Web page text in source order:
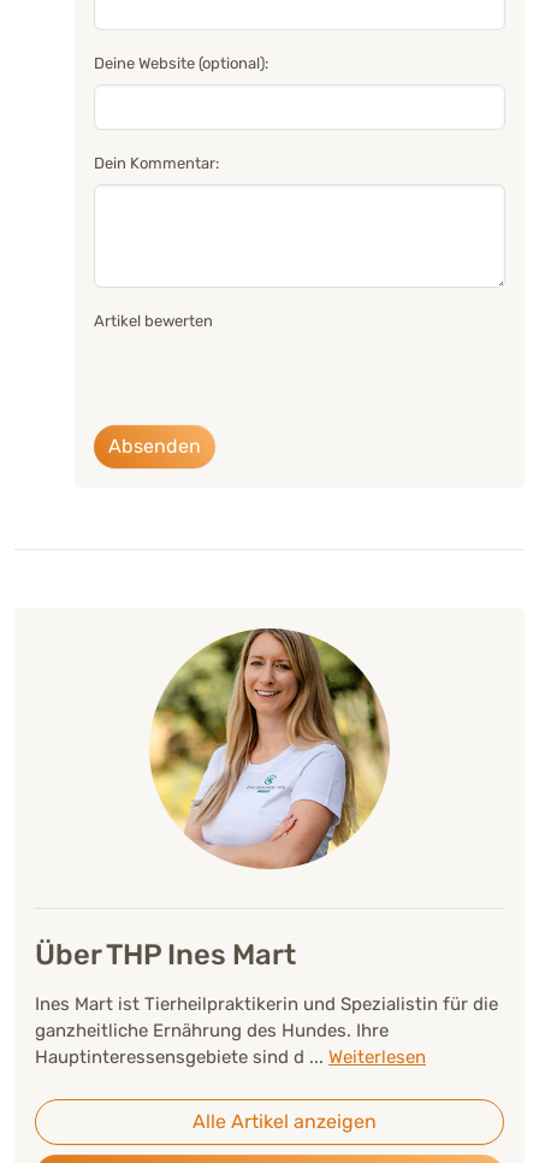
Deine Website (optional):
Dein Kommentar:
Artikel bewerten
Absenden
Über THP Ines Mart
Ines Mart ist Tierheilpraktikerin und Spezialistin für die
ganzheitliche Ernährung des Hundes. Ihre
Hauptinteressensgebiete sind d ... Weiterlesen
Alle Artikel anzeigen